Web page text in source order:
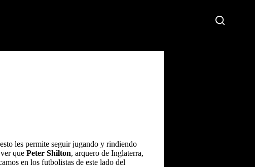
les permite seguir jugando y rindiendo
que Peter Shilton, arquero de Inglaterra,
en los futbolistas de este lado del